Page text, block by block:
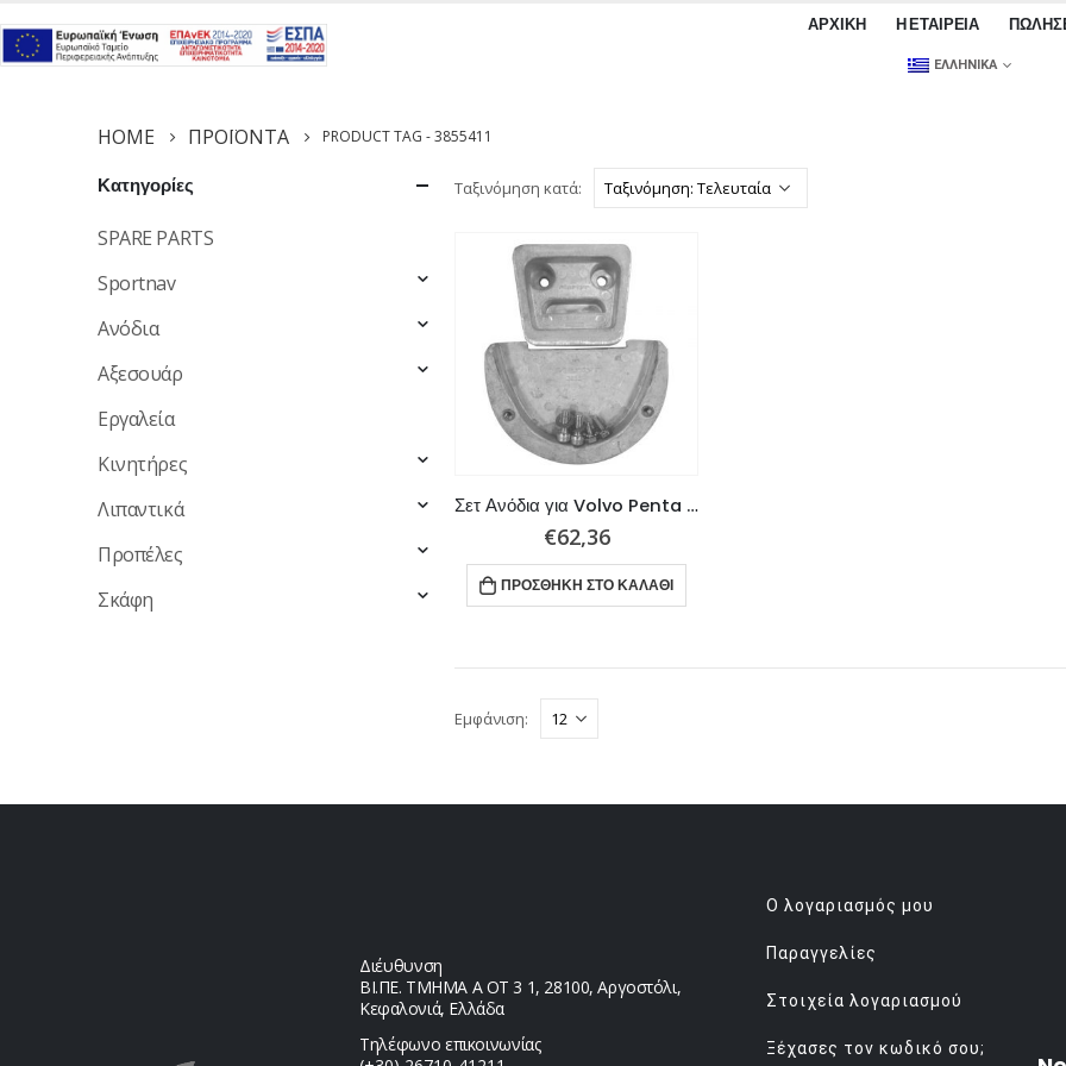
ΑΡΧΙΚΉ Η ΕΤΑΙΡΕΊΑ
ΕΛΛΗΝΙΚΆ
HOME ΠΡΟΪΌΝΤΑ PRODUCT TAG -3855411
Ταξινόμηση κατά:
Σετ Ανόδια για Volvo Penta SX.
€62,36
ΠΡΟΣΘΉΚΗ ΣΤΟ ΚΑΛΆΘΙ
Εμφάνιση:
Κατηγορίες
SPARE PARTS
Sportnav
Ανόδια
Αξεσουάρ
Εργαλεία
Κινητήρες
Λιπαντικά
Προπέλες
Σκάφη
Διέυθυνση
ΒΙ.ΠΕ. ΤΜΗΜΑ Α ΟΤ 3 1, 28100, Αργοστόλι,
Κεφαλονιά, Ελλάδα
Τηλέφωνο επικοινωνίας
Ο λογαριασμός μου
Παραγγελίες
Στοιχεία λογαριασμού
Ξέχασες τον κωδικό σου;